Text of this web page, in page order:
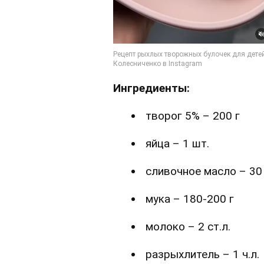
Ингредиенты:
творог 5% – 200 г
яйца – 1 шт.
сливочное масло – 30
мука – 180-200 г
молоко – 2 ст.л.
разрыхлитель – 1 ч.л.